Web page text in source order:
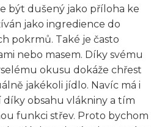
být dušený jako příloha ke
jako ingredience do
pokrmů. Také je často
nebo masem. Díky svému
okusu dokáže chřest
jakékoli jídlo. Navíc má i
obsahu vlákniny a tím
funkci střev. Proto bychom